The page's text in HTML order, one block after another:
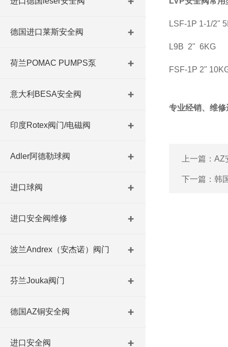
德国进口莱斯安全阀
荷兰POMAC PUMPS泵
意大利BESA安全阀
印度Rotex阀门/电磁阀
Adler阿德勒球阀
进口球阀
进口安全阀维修
波兰Andrex（安杰诺）阀门
芬兰Jouka阀门
德国AZ铜安全阀
进口安全阀
LSF-1P 1-1/2"
L9B 2" 6KG
FSF-1P 2"
专业经销、维
上一篇： AZ
下一篇： 韩